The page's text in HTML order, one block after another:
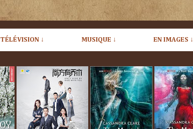
TÉLÉVISION ↓ MUSIQUE ↓ EN IMAGES ↓